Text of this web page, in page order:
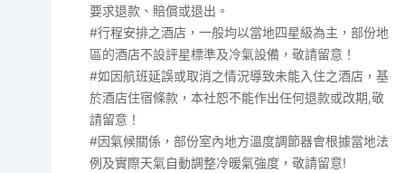
要求退款、賠償或退出。
#行程安排之酒店，一般均以當地四星級為主，部份地
區的酒店不設評星標準及冷氣設備，敬請留意！
#如因航班延誤或取消之情況導致未能入住之酒店，基
於酒店住宿條款，本社恕不能作出任何退款或改期,敬
請留意！
#因氣候關係，部份室內地方溫度調節器會根據當地法
例及實際天氣自動調整冷暖氣強度，敬請留意!